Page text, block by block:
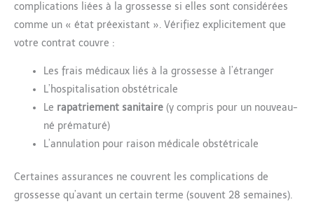
complications liées à la grossesse si elles sont considérées
comme un « état préexistant ». Vérifiez explicitement que
votre contrat couvre :
Les frais médicaux liés à la grossesse à l’étranger
L’hospitalisation obstétricale
Le rapatriement sanitaire (y compris pour un nouveau-
né prématuré)
L’annulation pour raison médicale obstétricale
Certaines assurances ne couvrent les complications de
grossesse qu’avant un certain terme (souvent 28 semaines).